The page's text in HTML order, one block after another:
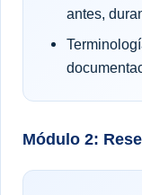
antes,
Módulo 2: